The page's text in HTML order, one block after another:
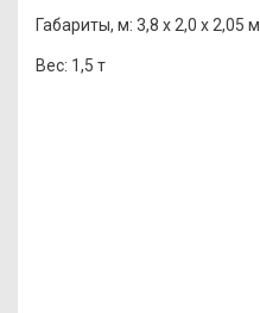
Габариты, м: 3,8 x 2,0 x 2,05 м
Вес: 1,5 т